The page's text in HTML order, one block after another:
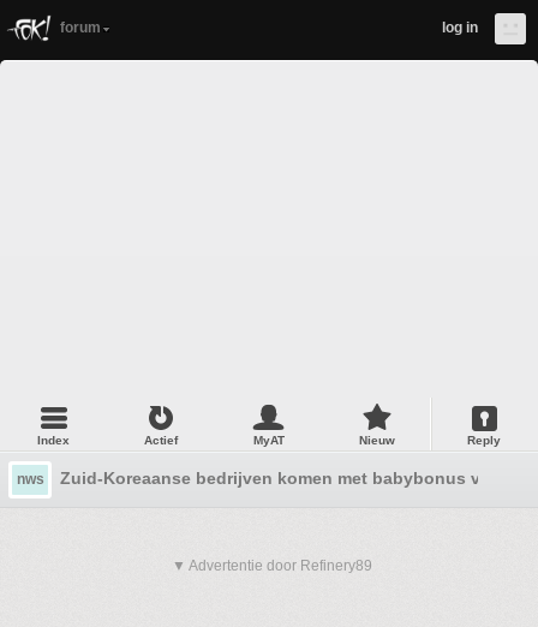
forum log in
Index Actief MyAT Nieuw Reply
nws Zuid-Koreaanse bedrijven komen met babybonus van
▼ Advertentie door Refinery89